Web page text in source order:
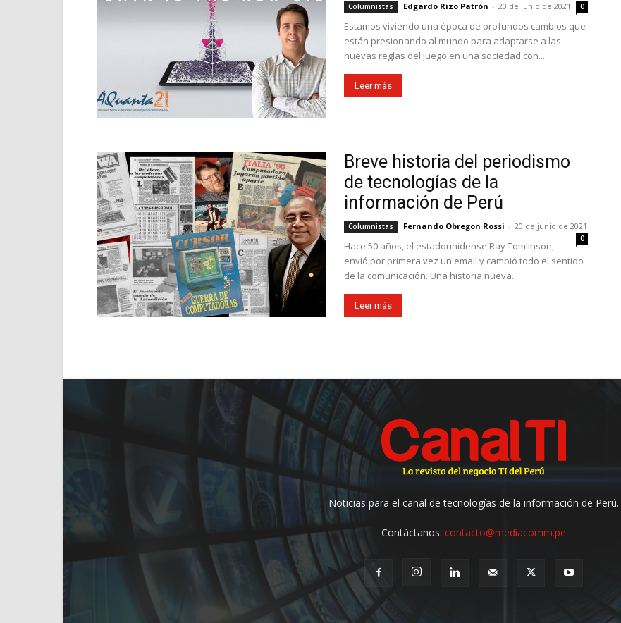
Columnistas Edgardo Rizo Patrón - 20 de junio de 2021 0
Estamos viviendo una época de profundos cambios que
están presionando al mundo para adaptarse a las
nuevas reglas del juego en una sociedad con...
Leer más
Breve historia del periodismo
de tecnologías de la
información de Perú
Columnistas Fernando Obregon Rossi - 20 de junio de 2021
0
Hace 50 años, el estadounidense Ray Tomlinson,
envió por primera vez un email y cambió todo el sentido
de la comunicación. Una historia nueva...
Leer más
Noticias para el canal de tecnologías de la información de Perú.
Contáctanos: contacto@mediacomm.pe